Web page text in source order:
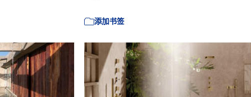
添加书签